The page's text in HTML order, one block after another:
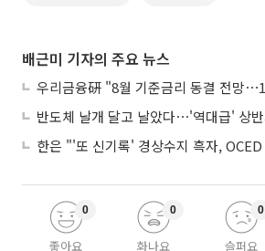
배근미 기자의 주요 뉴스
좋아요
0
화나요
0
슬퍼요
0